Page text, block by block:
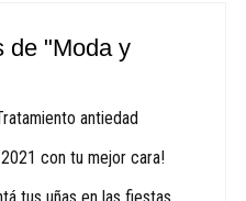
de "Moda y
antiedad
2021 con tu mejor cara!